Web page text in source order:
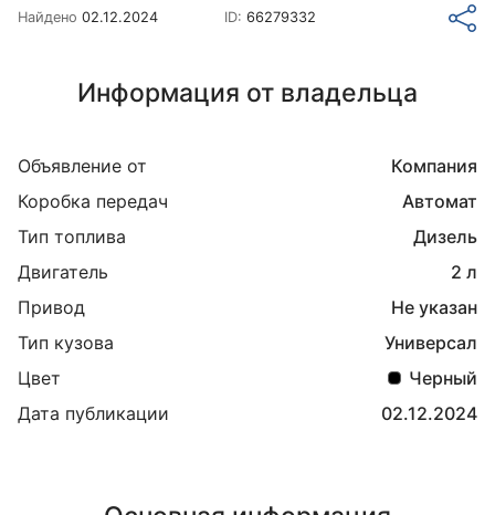
Найдено 02.12.2024 ID: 66279332
Информация от владельца
Объявление от
Компания
Коробка передач
Автомат
Тип топлива
Дизель
Двигатель
2 л
Привод
Не указан
Тип кузова
Универсал
Цвет
Черный
Дата публикации
02.12.2024